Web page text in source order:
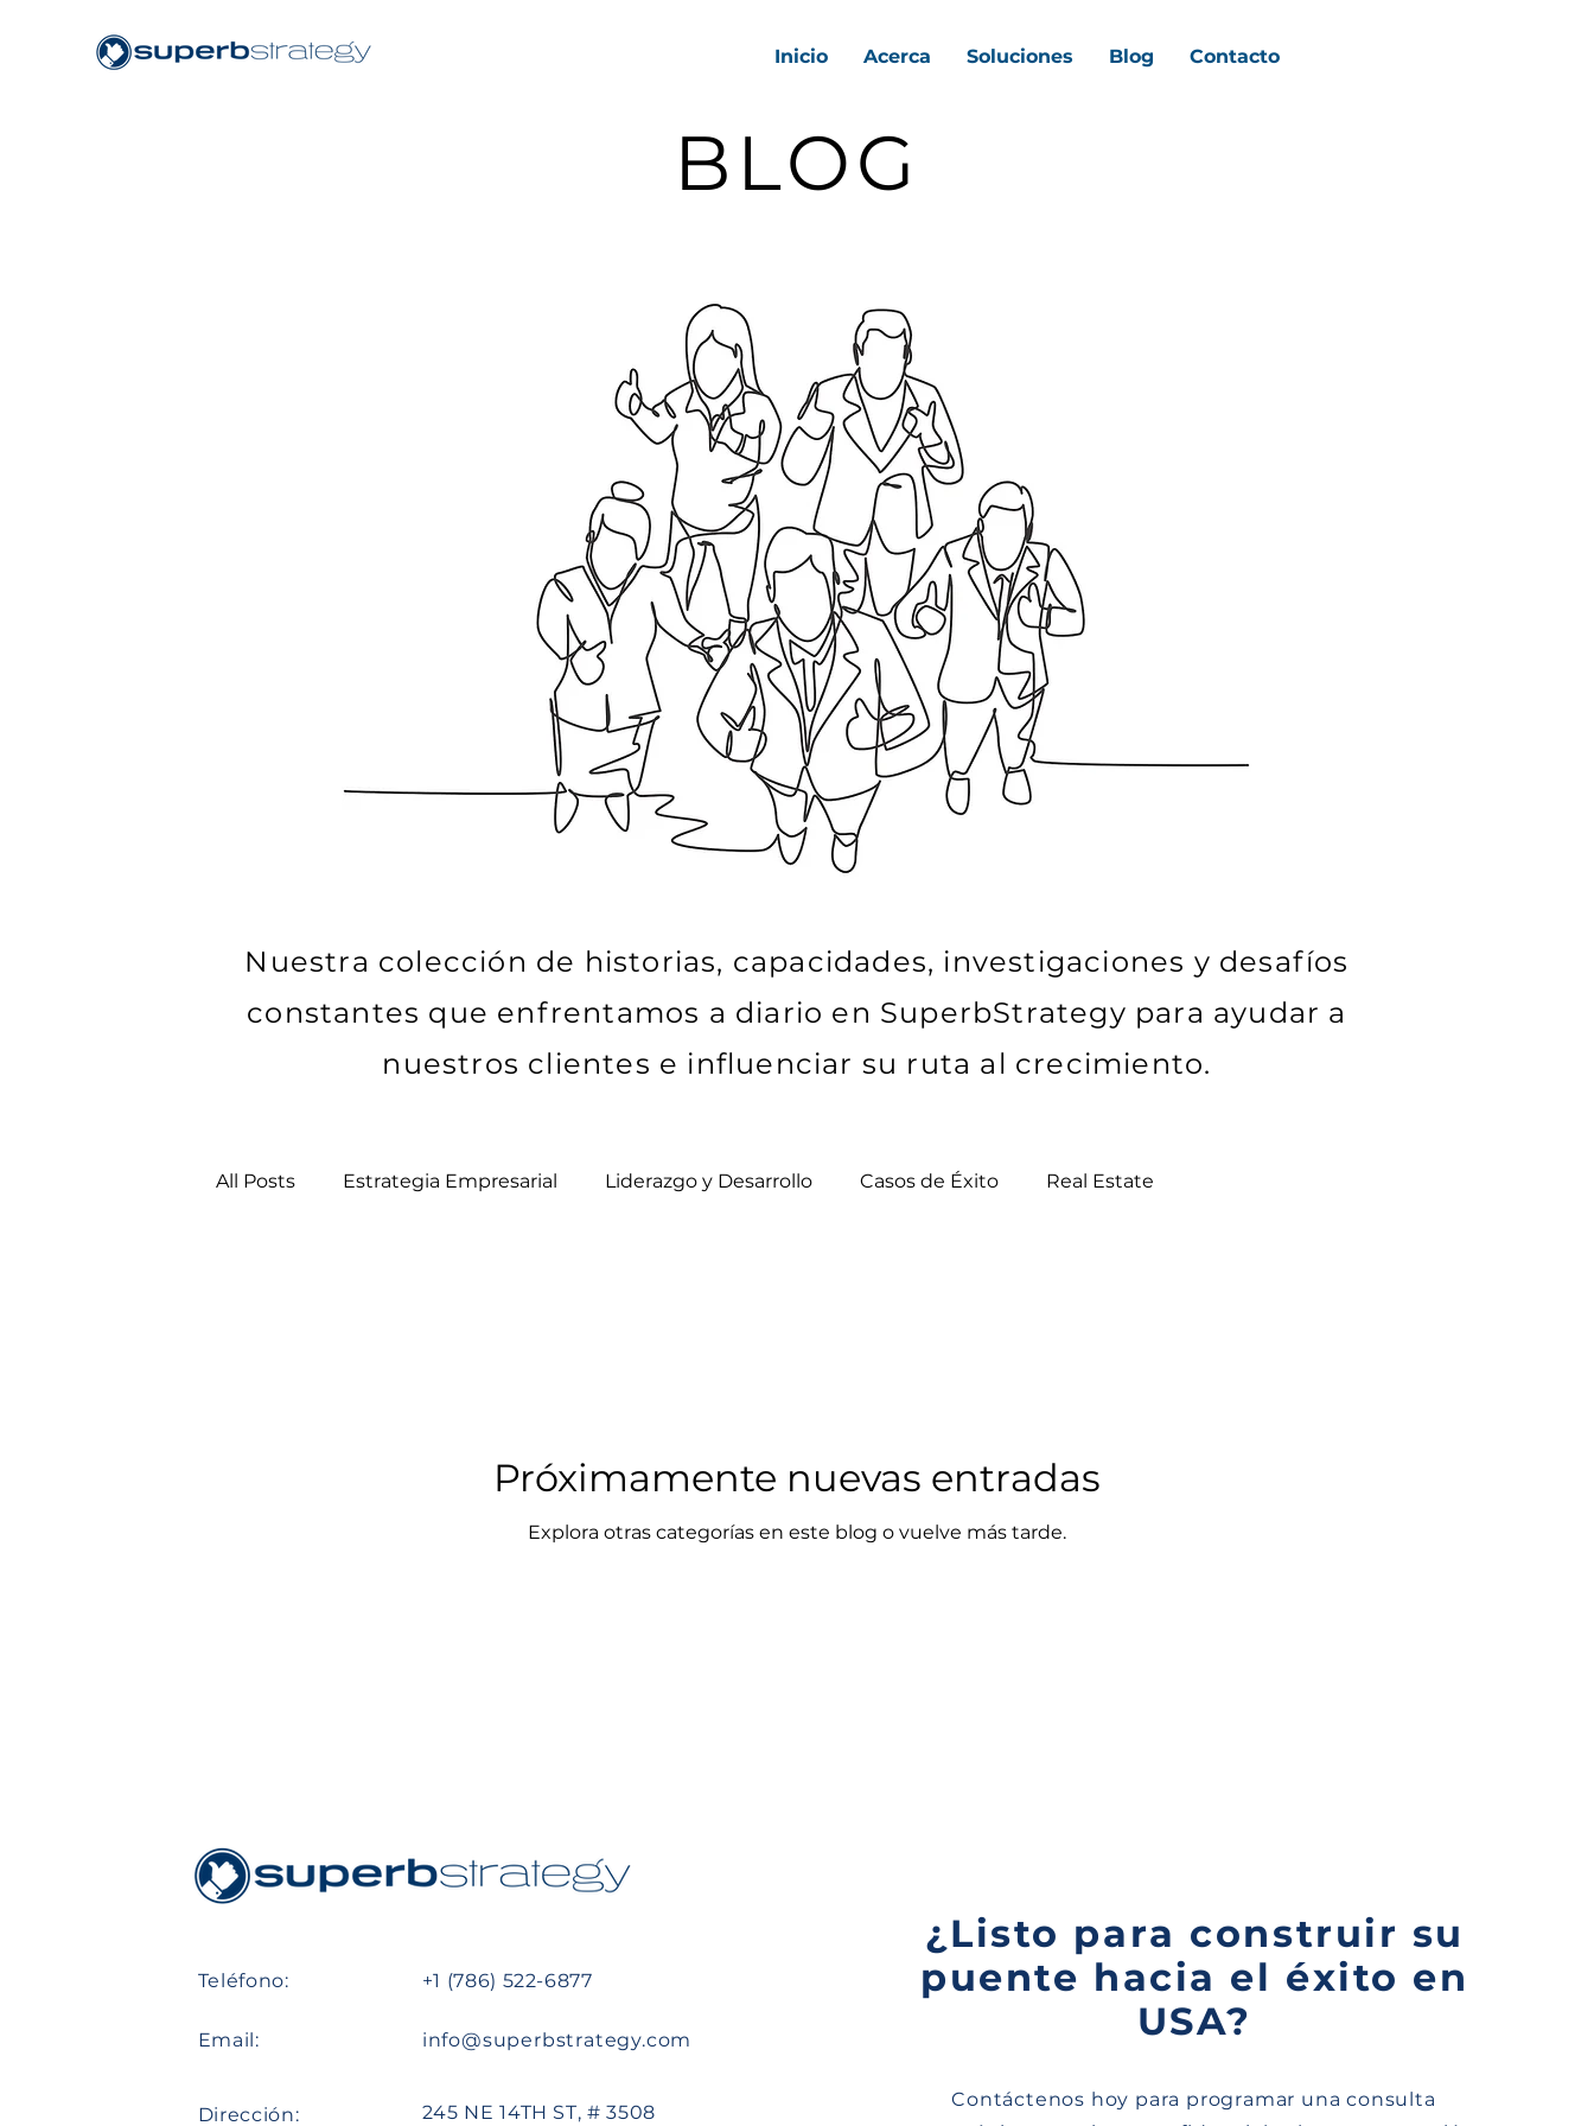
Inicio Acerca Soluciones Blog Contacto
BLOG
Nuestra colección de historias, capacidades, investigaciones y desafíos
constantes que enfrentamos a diario en SuperbStrategy para ayudar a
nuestros clientes e influenciar su ruta al crecimiento.
All Posts Estrategia Empresarial Liderazgo y Desarrollo Casos de Éxito Real Estate
Próximamente nuevas entradas
Explora otras categorías en este blog o vuelve más tarde.
Teléfono:
Email:
Dirección:
+1 (786) 522-6877
info@superbstrategy.com
245 NE 14TH ST, # 3508
¿Listo para construir su
puente hacia el éxito en
USA?
Contáctenos hoy para programar una consulta